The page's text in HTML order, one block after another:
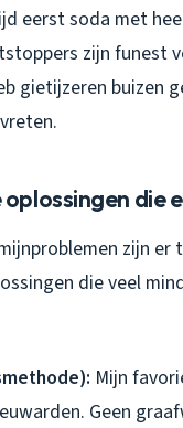
eerst soda met
zijn funest
gietijzeren buizen
die
zijn er
die veel
Mijn
Geen